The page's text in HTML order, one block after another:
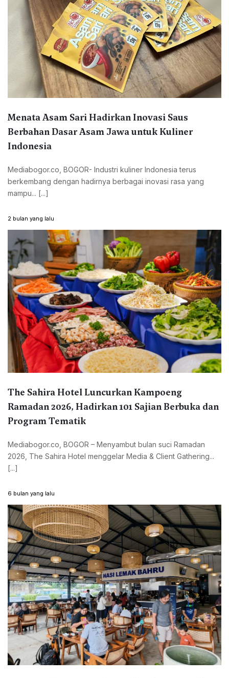
Menata Asam Sari Hadirkan Inovasi Saus
Berbahan Dasar Asam Jawa untuk Kuliner
Indonesia
Mediabogor.co, BOGOR- Industri kuliner Indonesia terus
berkembang dengan hadirnya berbagai inovasi rasa yang
mampu... [...]
2 bulan yang lalu
The Sahira Hotel Luncurkan Kampoeng
Ramadan 2026, Hadirkan 101 Sajian Berbuka dan
Program Tematik
Mediabogor.co, BOGOR – Menyambut bulan suci Ramadan
2026, The Sahira Hotel menggelar Media & Client Gathering...
[...]
6 bulan yang lalu